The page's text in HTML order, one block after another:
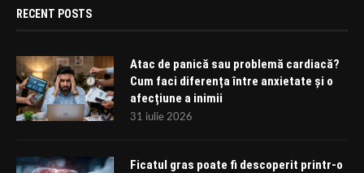
RECENT POSTS
Atac de panică sau problemă cardiacă?
Cum faci diferența între anxietate și o
afecțiune a inimii
31 iulie 2026
Ficatul gras poate fi descoperit printr-o